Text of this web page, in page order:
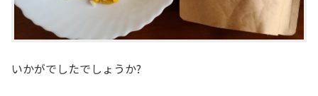
いかがでしたでしょうか?